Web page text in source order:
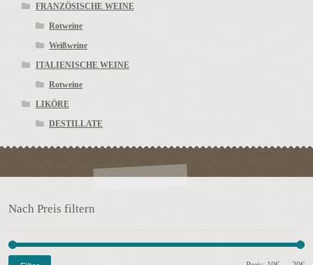
FRANZÖSISCHE WEINE
Rotweine
Weißweine
ITALIENISCHE WEINE
Rotweine
LIKÖRE
DESTILLATE
Nach Preis filtern